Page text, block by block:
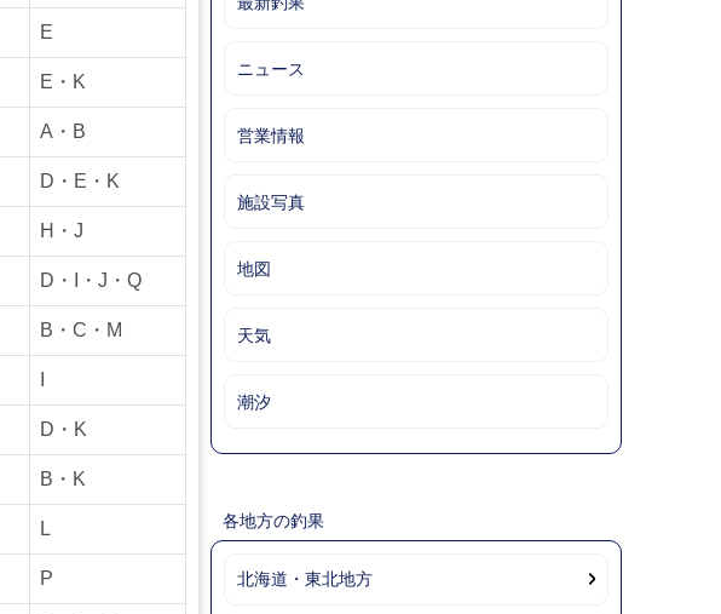
E
E・K
A・B
D・E・K
H・J
D・I・J・Q
B・C・M
D・K
B・K
L
P
ニュース
営業情報
施設写真
地図
天気
潮汐
各地方の釣果
北海道・東北地方